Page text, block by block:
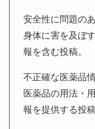
安全性に問題の
身体に害を及ぼ
報を含む投稿。
不正確な医薬品
医薬品の用法・
報を提供する投稿